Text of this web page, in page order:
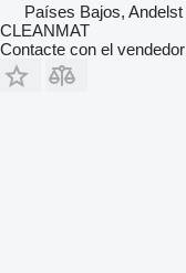
Países Bajos, Andelst
CLEANMAT
Contacte con el vendedor